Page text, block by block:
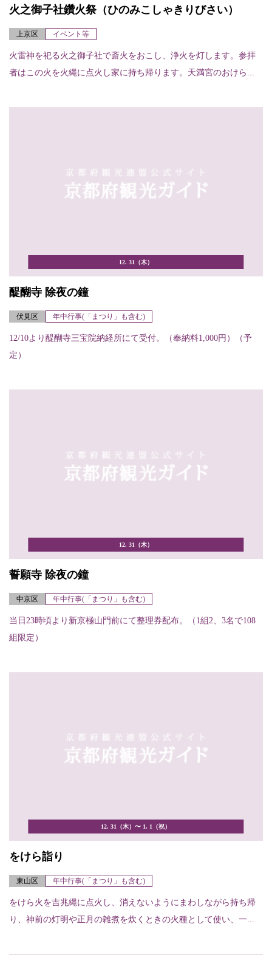
火之御子社鑽火祭（ひのみこしゃきりびさい）
上京区 イベント等
火雷神を祀る火之御子社で斎火をおこし、浄火を灯します。参拝
者はこの火を火縄に点火し家に持ち帰ります。天満宮のおけら...
12. 31（木）
醍醐寺 除夜の鐘
伏見区 年中行事(「まつり」も含む)
12/10より醍醐寺三宝院納経所にて受付。（奉納料1,000円）（予
定）
12. 31（木）
誓願寺 除夜の鐘
中京区 年中行事(「まつり」も含む)
当日23時頃より新京極山門前にて整理券配布。（1組2、3名で108
組限定）
12. 31（木）〜 1. 1（祝）
をけら詣り
東山区 年中行事(「まつり」も含む)
をけら火を吉兆縄に点火し、消えないようにまわしながら持ち帰
り、神前の灯明や正月の雑煮を炊くときの火種として使い、一...